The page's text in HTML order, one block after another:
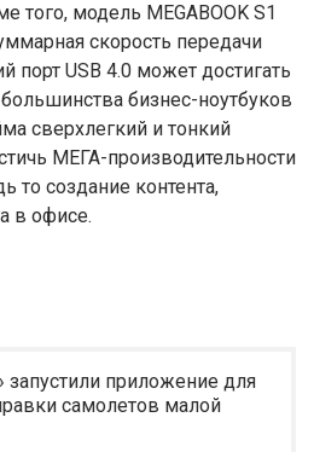
того, модель MEGABOOK S1
скорость передачи
порт USB 4.0 может достигать
бизнес-ноутбуков
сверхлегкий и тонкий
МЕГА-производительности
то создание контента,
в офисе.
запустили приложение для
самолетов малой